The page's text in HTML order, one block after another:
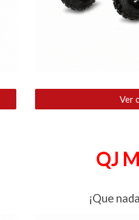
Ver
QJ
¡Que